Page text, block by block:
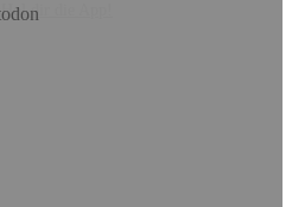
Hol dir die App!